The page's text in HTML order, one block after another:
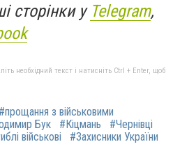
сторінки у Telegram,
необхідний текст і натисніть Ctrl + Enter, щоб
#прощання з військовими
Бук #Кіцмань
#Чернівці
військові
#Захисники України